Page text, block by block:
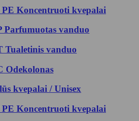
PE Koncentruoti kvepalai
Parfumuotas vanduo
Tualetinis vanduo
Odekolonas
kvepalai / Unisex
PE Koncentruoti kvepalai